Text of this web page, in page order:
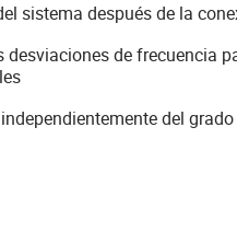
sistema después de la
de frecuencia
del grado